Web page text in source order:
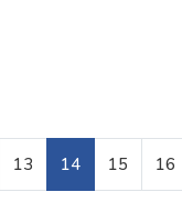
Página 14 de 991
13 14 15 16